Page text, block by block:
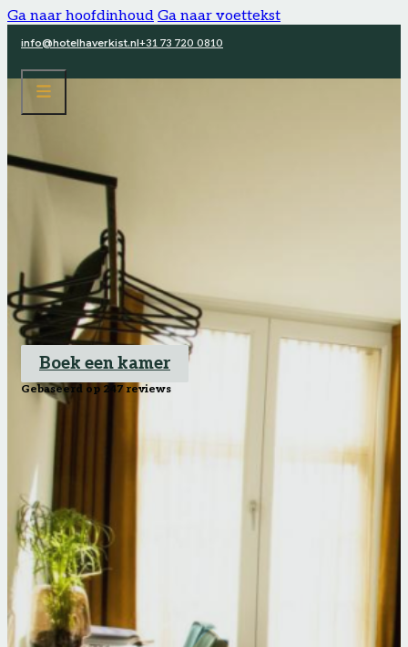
Ga naar hoofdinhoud Ga naar voettekst
info@hotelhaverkist.nl+31 73 720 0810
Boek een kamer
Gebaseerd op 247 reviews